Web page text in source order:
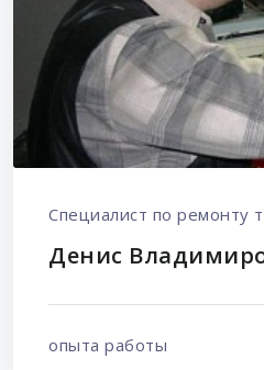
Специалист по ремонту
Денис
опыта работы